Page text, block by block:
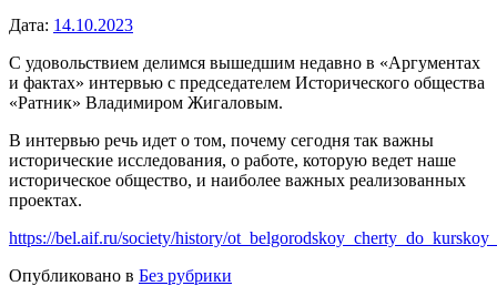
Дата: 14.10.2023
С удовольствием делимся вышедшим недавно в «Аргументах
и фактах» интервью с председателем Исторического общества
«Ратник» Владимиром Жигаловым.
В интервью речь идет о том, почему сегодня так важны
исторические исследования, о работе, которую ведет наше
историческое общество, и наиболее важных реализованных
проектах.
https://bel.aif.ru/society/history/
Опубликовано в Без рубрики